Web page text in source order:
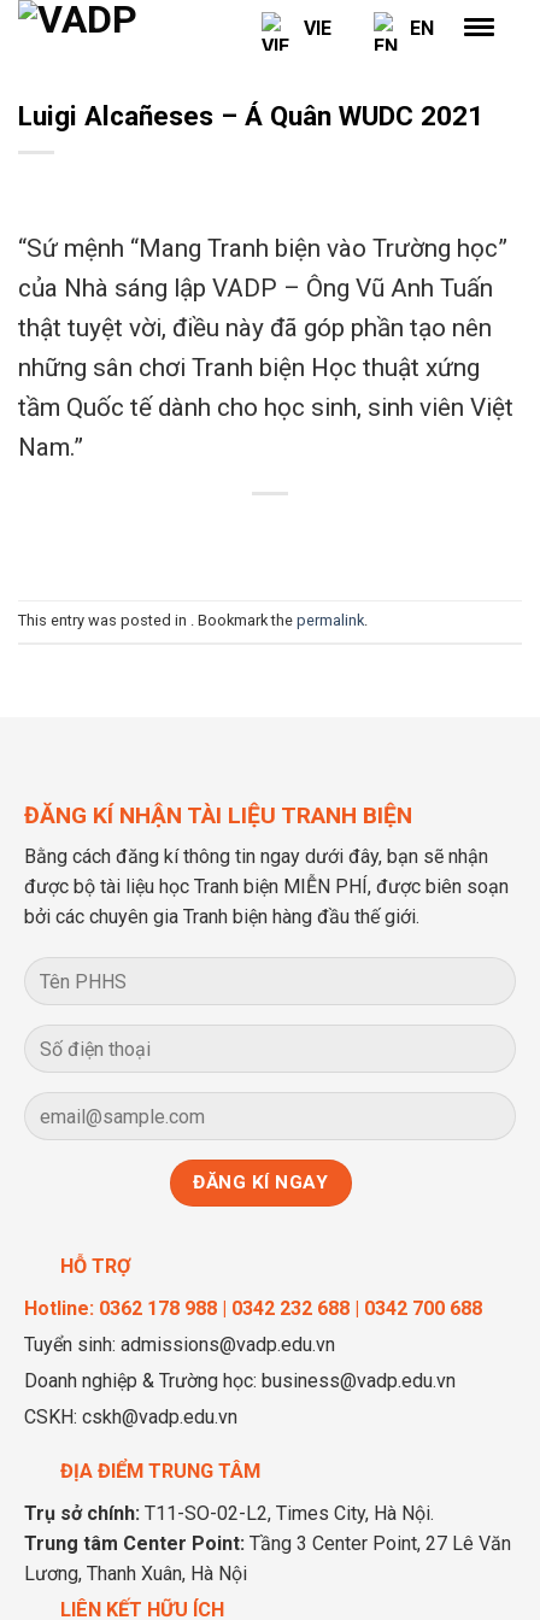
Skip
VIE EN
Luigi Alcañeses – Á Quân WUDC 2021
“Sứ mệnh “Mang Tranh biện vào Trường học”
của Nhà sáng lập VADP – Ông Vũ Anh Tuấn
thật tuyệt vời, điều này đã góp phần tạo nên
những sân chơi Tranh biện Học thuật xứng
tầm Quốc tế dành cho học sinh, sinh viên Việt
Nam.”
This entry was posted in . Bookmark the permalink
ĐĂNG KÍ NHẬN TÀI LIỆU TRANH BIỆN
Bằng cách đăng kí thông tin ngay dưới đây, bạn sẽ nhận
được bộ tài liệu học Tranh biện MIỄN PHÍ, được biên soạn
bởi các chuyên gia Tranh biện hàng đầu thế giới.
HỖ TRỢ
Hotline: 0362 178 988 | 0342 232 688 | 0342 700 688
Tuyển sinh: admissions@vadp.edu.vn
Doanh nghiệp & Trường học: business@vadp.edu.vn
CSKH: cskh@vadp.edu.vn
ĐỊA ĐIỂM TRUNG TÂM
Trụ sở chính: T11-SO-02-L2, Times City, Hà Nội.
Trung tâm Center Point: Tầng 3 Center Point, 27 Lê Văn
Lương, Thanh Xuân, Hà Nội
LIÊN KẾT HỮU ÍCH